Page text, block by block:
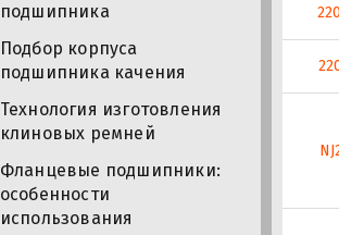
подшипника
Подбор корпуса
подшипника качения
Технология изготовления
клиновых ремней
Фланцевые подшипники:
особенности
использования